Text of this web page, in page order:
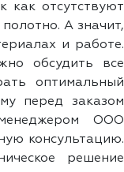
как отсутствуют
А значит,
и работе.
обсудить все
оптимальный
перед заказом
ООО
консультацию.
решение